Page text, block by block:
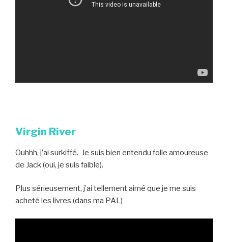
Virgin River
Ouhhh, j’ai surkiffé. Je suis bien entendu folle amoureuse
de Jack (oui, je suis faible).
Plus sérieusement, j’ai tellement aimé que je me suis
acheté les livres (dans ma PAL)